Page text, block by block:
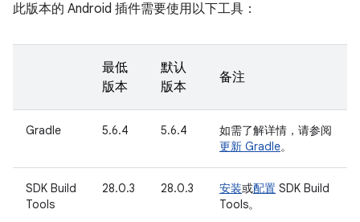
此版本的 Android 插件需要使用以下工具：
最低
版本
默认
版本
备注
Gradle 5.6.4 5.6.4
如需了解详情，请参阅
更新 Gradle。
SDK Build
Tools
28.0.3 28.0.3 安装或配置 SDK Build
Tools。